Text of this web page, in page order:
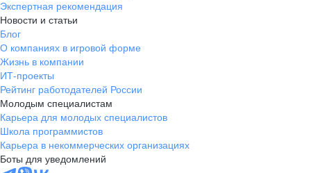
Экспертная рекомендация
Новости и статьи
Блог
О компаниях в игровой форме
Жизнь в компании
ИТ-проекты
Рейтинг работодателей России
Молодым специалистам
Карьера для молодых специалистов
Школа программистов
Карьера в некоммерческих организациях
Боты для уведомлений